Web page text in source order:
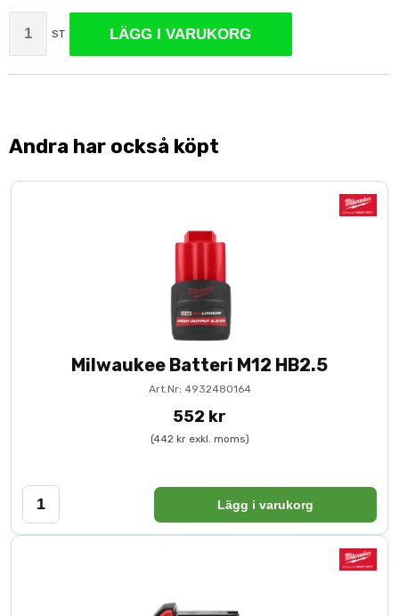
ST LÄGG I VARUKORG
Andra har också köpt
Milwaukee Batteri M12 HB2.5
Art.Nr: 4932480164
552 kr
(442 kr exkl. moms)
Lägg i varukorg